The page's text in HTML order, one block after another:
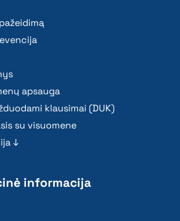
apsauga
klausimai (DUK)
su visuomene
↓
informacija